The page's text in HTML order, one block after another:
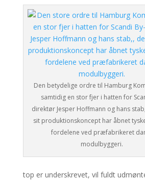
Den betydelige ordre til Hamburg
samtidig en stor fjer i hatten for
direktør Jesper Hoffmann og hans
sit produktionskoncept har åbnet
fordelene ved præfabrikeret
modulbyggeri.
top er underskrevet, vil fuldt